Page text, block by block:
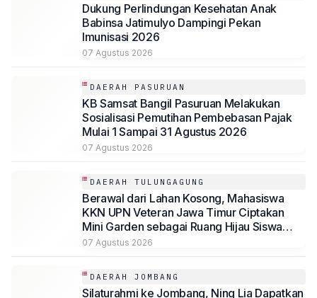
Dukung Perlindungan Kesehatan Anak
Babinsa Jatimulyo Dampingi Pekan
Imunisasi 2026
07 Agustus 2026
DAERAH PASURUAN
KB Samsat Bangil Pasuruan Melakukan
Sosialisasi Pemutihan Pembebasan Pajak
Mulai 1 Sampai 31 Agustus 2026
07 Agustus 2026
DAERAH TULUNGAGUNG
Berawal dari Lahan Kosong, Mahasiswa
KKN UPN Veteran Jawa Timur Ciptakan
Mini Garden sebagai Ruang Hijau Siswa
SMP Al-Azhaar Tulungagung
07 Agustus 2026
DAERAH JOMBANG
Silaturahmi ke Jombang, Ning Lia Dapatkan